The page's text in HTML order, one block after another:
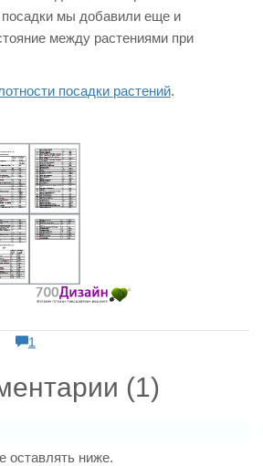
посадки мы добавили еще и
между растениями при
посадки растений.
1
(1)
ниже.